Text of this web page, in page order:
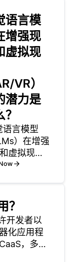
语言模
增强现
虚拟现
VR）
潜力是
语言模型
）在增强
虚拟现实
VR）中具
善内容创
实现高级
提升体
过将视觉
自然语言
？
开发者以
化应用程
，多个
础设施，